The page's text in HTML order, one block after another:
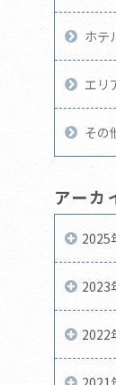
ホテ
エリ
その
アーカ
2025
2023
2022